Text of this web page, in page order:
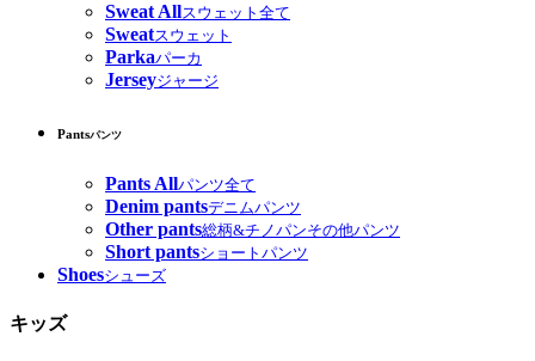
Sweat Allスウェット全て
Sweatスウェット
Parkaパーカ
Jerseyジャージ
Pantsパンツ
Pants Allパンツ全て
Denim pantsデニムパンツ
Other pants総柄&チノパンその他パンツ
Short pantsショートパンツ
Shoesシューズ
キッズ